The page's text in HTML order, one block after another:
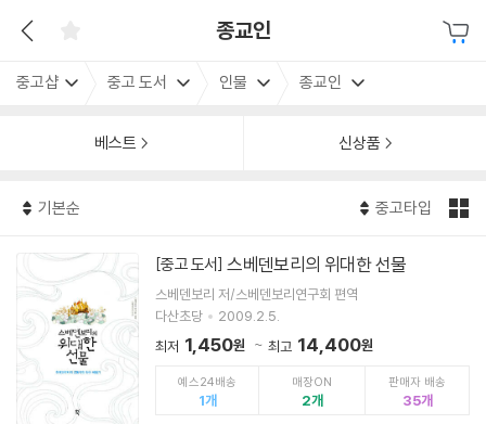
종교인
중고샵 중고 도서 인물 종교인
베스트 신상품
기본순 중고타입
[중고 도서] 스베덴보리의 위대한 선물
스베덴보리 저/스베덴보리연구회 편역
다산초당
2009.2.5.
최저 1,450원 최고 14,400원
예스24배송
1
매장ON
2
판매자 배송
35